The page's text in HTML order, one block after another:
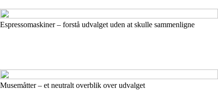
Espressomaskiner – forstå udvalget uden at skulle sammenligne
Musemåtter – et neutralt overblik over udvalget